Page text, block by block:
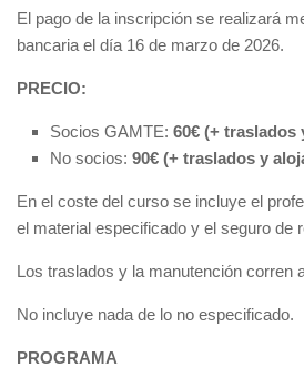
El pago de la inscripción se realizará
bancaria el día 16 de marzo de 2026.
PRECIO:
Socios GAMTE: 60€ (+ traslados
No socios: 90€ (+ traslados y
En el coste del curso se incluye el
el material especificado y el seguro de
Los traslados y la manutención corren
No incluye nada de lo no especificado.
PROGRAMA